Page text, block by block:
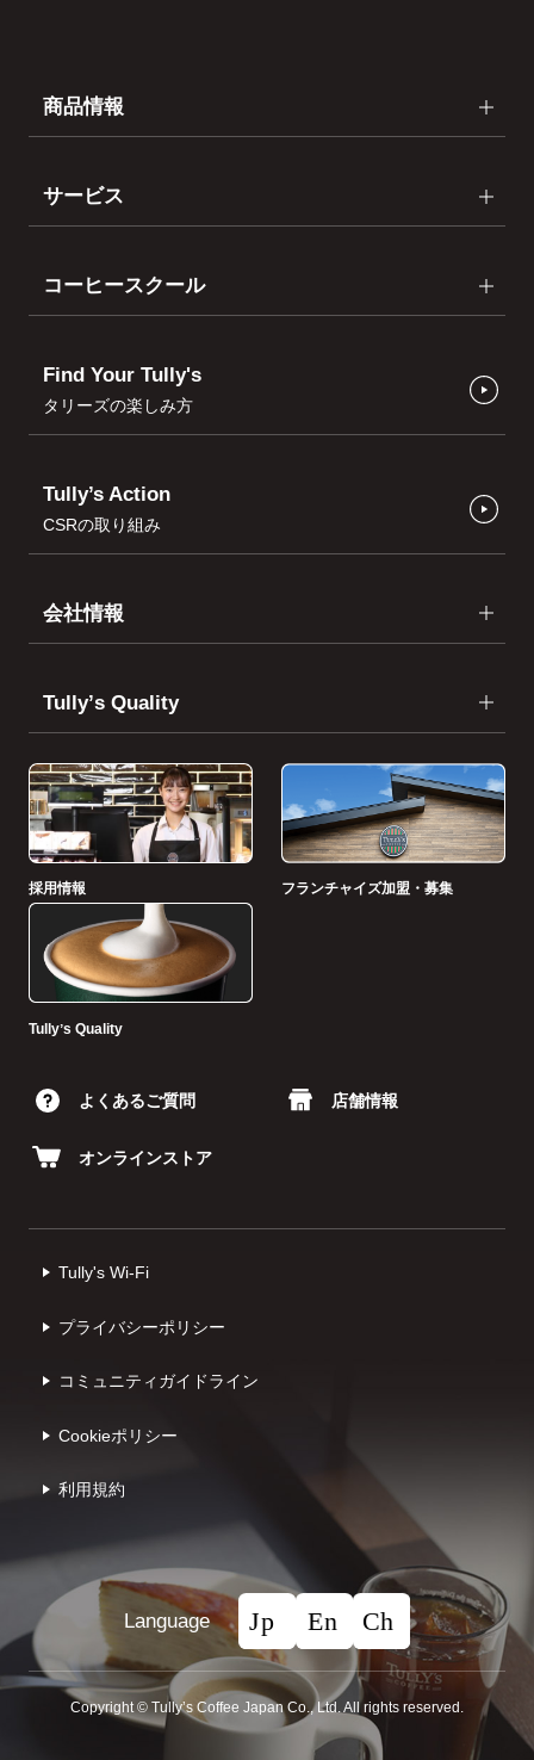
商品情報
サービス
コーヒースクール
Find Your Tully's
タリーズの楽しみ方
Tully’s Action
CSRの取り組み
会社情報
Tullyʼs Quality
採用情報 フランチャイズ加盟・募集
Tullyʼs Quality
よくあるご質問 店舗情報
オンラインストア
Tully's Wi-Fi
プライバシーポリシー
コミュニティガイドライン
Cookieポリシー
利⽤規約
Language
Copyright © Tullyʼs Coffee Japan Co., Ltd. All rights reserved.